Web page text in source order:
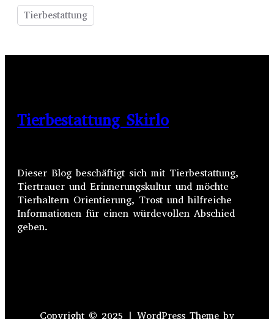
Tierbestattung
Tierbestattung Skirlo
Dieser Blog beschäftigt sich mit Tierbestattung,
Tiertrauer und Erinnerungskultur und möchte
Tierhaltern Orientierung, Trost und hilfreiche
Informationen für einen würdevollen Abschied
geben.
Copyright © 2025 | WordPress Theme by